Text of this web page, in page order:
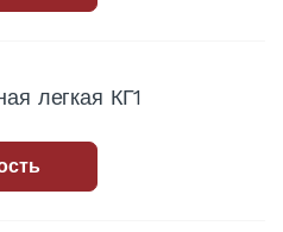
легкая КГ1